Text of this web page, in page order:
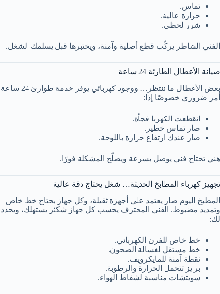
تماس.
حرارة عالية.
شرر لحظي.
الفني الشاطر يركّب قطع أصلية وآمنة، ويختبرها قبل يسلمك الشغل.
صيانة الأعطال الطارئة 24 ساعة
بعض الأعطال ما تنتظر… ووجود كهربائي يوفر خدمة طوارئ 24 ساعة
أمر ضروري خصوصًا إذا:
انقطعت الكهربا فجأة.
صار تماس خطير.
صار عندك ارتفاع حرارة باللوحة.
هني تحتاج فني يوصل بسرعة ويصلّح المشكلة فورًا.
تجهيز كهرباء المطابخ الحديثة… شغل يحتاج دقة عالية
المطبخ اليوم صار يعتمد على أجهزة ثقيلة، وكل جهاز يحتاج خط خاص
وتمديد مضبوط. الفني المحترف يحسب كل جهاز شكثر يستهلك، ويحدد
لك:
خط خاص للفرن الكهربائي.
خط مستقل لغسالة الصحون.
نقطة آمنة للمايكرويف.
برايز تتحمل الحرارة والرطوبة.
سويتشات مناسبة لشفاط الهواء.